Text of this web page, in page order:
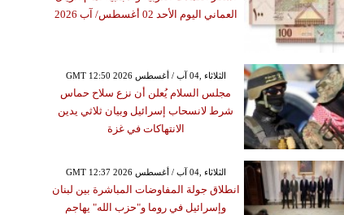
العماني اليوم الأحد 02 أغسطس/ آب 2026
GMT 12:50 2026 الثلاثاء ,04 آب / أغسطس
مجلس السلام يُعلن أن نزع سلاح حماس
شرط لانسحاب إسرائيل وبيان ثلاثي يدين
الانتهاكات في غزة
GMT 12:37 2026 الثلاثاء ,04 آب / أغسطس
انطلاق جولة المفاوضات المباشرة بين لبنان
وإسرائيل في روما و"حزب الله" يهاجم